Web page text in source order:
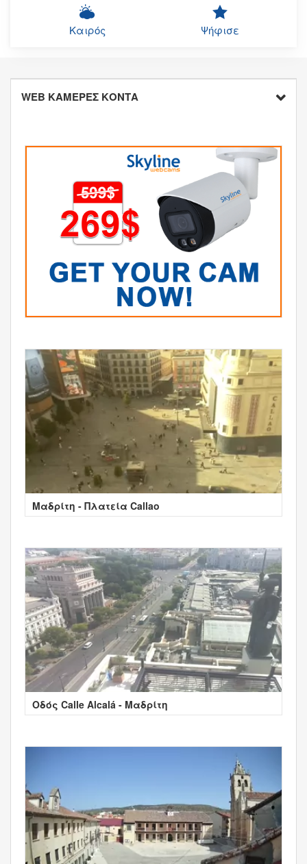
Καιρός Ψήφισε
WEB ΚΑΜΕΡΕΣ ΚΟΝΤΑ
Μαδρίτη - Πλατεία Callao
Οδός Calle Alcalá - Μαδρίτη